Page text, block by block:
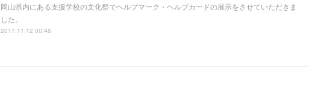
岡山県内にある支援学校の文化祭でヘルプマーク・ヘルプカードの展示をさせていただきま
した。
2017.11.12 00:46